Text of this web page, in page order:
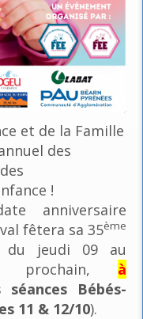
et de la Famille
des
!
anniversaire
fêtera sa 35ème
du jeudi 09 au
prochain, à
séances Bébés-
11 & 12/10).